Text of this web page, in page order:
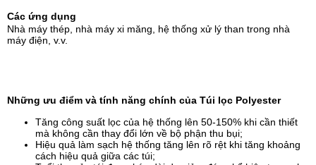
Các ứng dụng
Nhà máy thép, nhà máy xi măng, hệ thống xử lý than trong nhà
máy điện, v.v.
Những ưu điểm và tính năng chính của Túi lọc Polyester
Tăng công suất lọc của hệ thống lên 50-150% khi cần thiết
mà không cần thay đổi lớn về bộ phận thu bụi;
Hiệu quả làm sạch hệ thống tăng lên rõ rệt khi tăng khoảng
cách hiệu quả giữa các túi;